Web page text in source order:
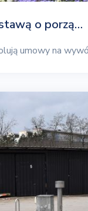
o porzą…
umowy na